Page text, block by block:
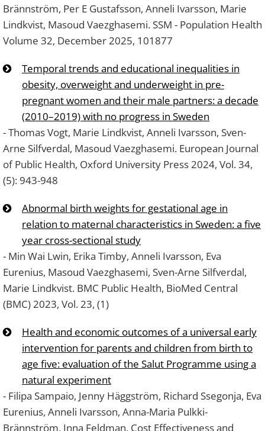
Brännström, Per E Gustafsson, Anneli Ivarsson, Marie
Lindkvist, Masoud Vaezghasemi. SSM - Population Health
Volume 32, December 2025, 101877
Temporal trends and educational inequalities in
obesity, overweight and underweight in pre-
pregnant women and their male partners: a decade
(2010–2019) with no progress in Sweden
- Thomas Vogt, Marie Lindkvist, Anneli Ivarsson, Sven-
Arne Silfverdal, Masoud Vaezghasemi. European Journal
of Public Health, Oxford University Press 2024, Vol. 34,
(5): 943-948
Abnormal birth weights for gestational age in
relation to maternal characteristics in Sweden: a five
year cross-sectional study
- Min Wai Lwin, Erika Timby, Anneli Ivarsson, Eva
Eurenius, Masoud Vaezghasemi, Sven-Arne Silfverdal,
Marie Lindkvist. BMC Public Health, BioMed Central
(BMC) 2023, Vol. 23, (1)
Health and economic outcomes of a universal early
intervention for parents and children from birth to
age five: evaluation of the Salut Programme using a
natural experiment
- Filipa Sampaio, Jenny Häggström, Richard Ssegonja, Eva
Eurenius, Anneli Ivarsson, Anna-Maria Pulkki-
Brännström, Inna Feldman. Cost Effectiveness and